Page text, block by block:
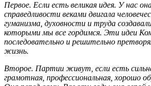
Первое. Если есть великая идея. У нас
справедливости веками двигала
гуманизма, духовности и труда
которыми мы все гордимся. Эти идеи
последовательно и решительно
жизнь.
Второе. Партии живут, если есть
грамотная, профессиональная, хорошо